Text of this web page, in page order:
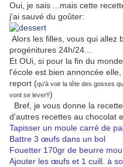
Oui, je sais ...mais cette
j'ai sauvé du goûter:
Alors les filles, vous qui allez
progénitures 24h/24...
Et OUi, si pour la fin du
l'école est bien annoncée
report (qu'à voir la tête des gosses
vont se lever!!)
Bref, je vous donne la
d'autres recettes au chocolat
Tapisser un moule carré de
Battre 3 œufs dans un bol
Fouetter 170gr de beurre
Ajouter les œufs et 1 cuill. à